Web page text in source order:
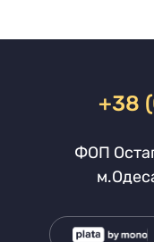
+38
ФОП